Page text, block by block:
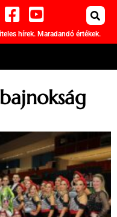
hírek. Maradandó értékek.